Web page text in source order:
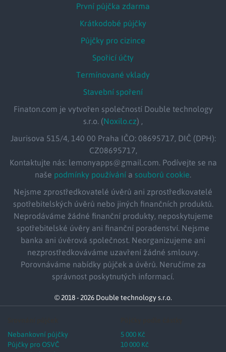
První půjčka zdarma
Krátkodobé půjčky
Půjčky pro cizince
Spořicí účty
Termínované vklady
Stavební spoření
Finaton.com je vytvořen společností Double technology
s.r.o. (Noxilo.cz) ,
Jaurisova 515/4, 140 00 Praha IČO: 08695717, DIČ (DPH):
CZ08695717,
Kontaktujte nás: lemonyapps@gmail.com. Podívejte se na
naše podmínky používání a souborů cookie.
Nejsme zprostředkovatelé úvěrů ani zprostředkovatelé
spotřebitelských úvěrů nebo jiných finančních produktů.
Neprodáváme žádné finanční produkty, neposkytujeme
spotřebitelské úvěry ani finanční poradenství. Nejsme
banka ani úvěrová společnost. Neorganizujeme ani
nezprostředkováváme uzavření žádné smlouvy.
Porovnáváme nabídky půjček a úvěrů. Neručíme za
správnost poskytnutých informací.
© 2018 - 2026 Double technology s.r.o.
Nebankovní půjčky
Půjčky pro OSVČ
5 000 Kč
10 000 Kč